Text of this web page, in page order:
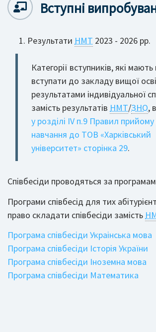
Вступні
Результати НМТ 2023 - 2026 рр.
Категорії вступників, які
вступати до закладу вищої
результатами індивідуальної
замість результатів НМТ/ЗНО,
у розділі ІV п.9 Правил прийому
навчання до ТОВ «Харківський
університет» сторінка 29.
Співбесіди проводяться за
Програми співбесід для тих
право складати співбесіди замість
Програма співбесіди Украінська мова
Програма співбесіди Історія України
Програма співбесіди Іноземна мова
Програма співбесіди Математика